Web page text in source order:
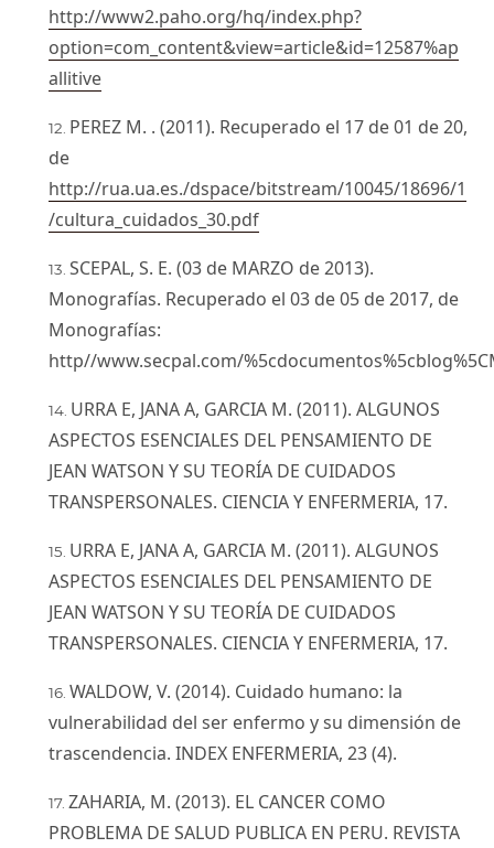
http://www2.paho.org/hq/index.php?
option=com_content&view=article&id=12587%ap
allitive
PEREZ M. . (2011). Recuperado el 17 de 01 de 20,
de
http://rua.ua.es./dspace/bitstream/10045/18696/1
/cultura_cuidados_30.pdf
SCEPAL, S. E. (03 de MARZO de 2013).
Monografías. Recuperado el 03 de 05 de 2017, de
Monografías:
http//www.secpal.com/
URRA E, JANA A, GARCIA M. (2011). ALGUNOS
ASPECTOS ESENCIALES DEL PENSAMIENTO DE
JEAN WATSON Y SU TEORÍA DE CUIDADOS
TRANSPERSONALES. CIENCIA Y ENFERMERIA, 17.
URRA E, JANA A, GARCIA M. (2011). ALGUNOS
ASPECTOS ESENCIALES DEL PENSAMIENTO DE
JEAN WATSON Y SU TEORÍA DE CUIDADOS
TRANSPERSONALES. CIENCIA Y ENFERMERIA, 17.
WALDOW, V. (2014). Cuidado humano: la
vulnerabilidad del ser enfermo y su dimensión de
trascendencia. INDEX ENFERMERIA, 23 (4).
ZAHARIA, M. (2013). EL CANCER COMO
PROBLEMA DE SALUD PUBLICA EN PERU. REVISTA